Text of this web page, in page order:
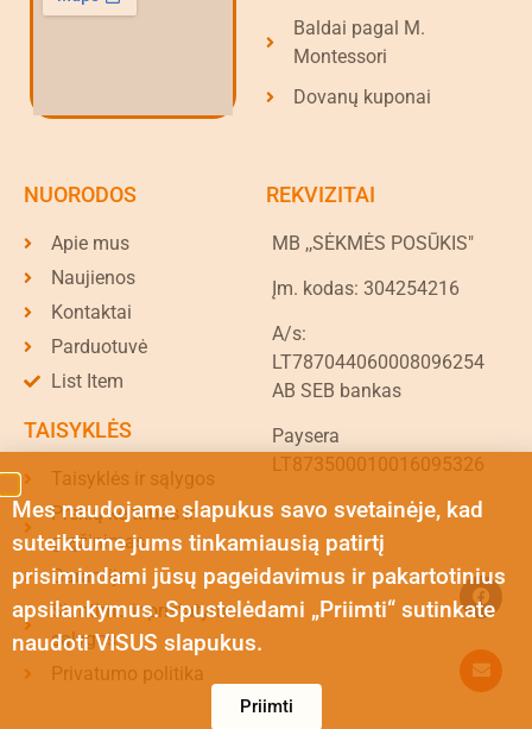
Baldai pagal M.
Montessori
Dovanų kuponai
NUORODOS
Apie mus
Naujienos
Kontaktai
Parduotuvė
List Item
TAISYKLĖS
Taisyklės ir sąlygos
Prekių keitimas ir
grąžinimas
Garantija
Siuntimo ir pristatymo
sąlygos
Privatumo politika
REKVIZITAI
MB ,,SĖKMĖS POSŪKIS"
Įm. kodas: 304254216
A/s:
LT787044060008096254
AB SEB bankas
Paysera
LT873500010016095326
Mes naudojame slapukus savo svetainėje, kad
suteiktume jums tinkamiausią patirtį
prisimindami jūsų pageidavimus ir pakartotinius
apsilankymus. Spustelėdami „Priimti“ sutinkate
naudoti VISUS slapukus.
Priimti